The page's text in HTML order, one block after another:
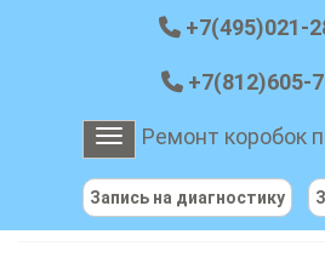
+7(495)021-
+7(812)605-
Toggle navigation
Ремонт коробок
Запись на диагностику